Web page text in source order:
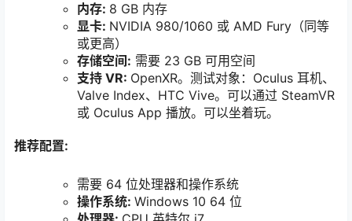
内存: 8 GB 内存
显卡: NVIDIA 980/1060 或 AMD Fury（同等
或更高）
存储空间: 需要 23 GB 可用空间
支持 VR: OpenXR。测试对象：Oculus 耳机、
Valve Index、HTC Vive。可以通过 SteamVR
或 Oculus App 播放。可以坐着玩。
推荐配置:
需要 64 位处理器和操作系统
操作系统: Windows 10 64 位